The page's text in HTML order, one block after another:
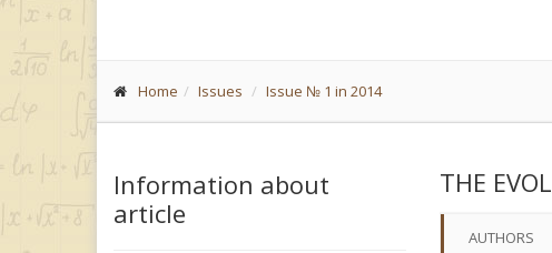
Home Issues Issue № 1 in 2014
Information about
article
THE
AUTHORS